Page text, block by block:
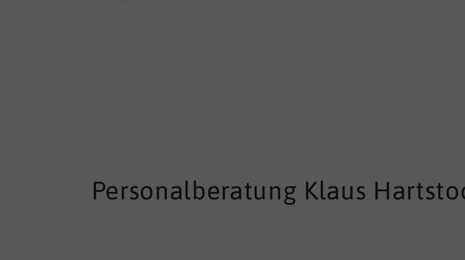
Personalberatung Klaus